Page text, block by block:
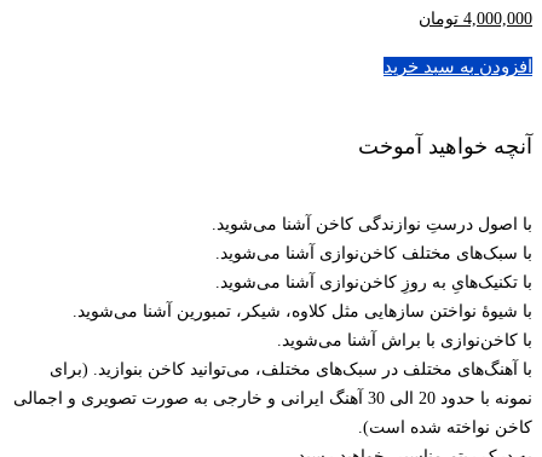
4,000,000 تومان
افزودن به سبد خرید
آنچه خواهید آموخت
با اصول درستِ نوازندگی کاخن آشنا می‌شوید.
با سبک‌های مختلف کاخن‌نوازی آشنا می‌شوید.
با تکنیک‌هایِ به روزِ کاخن‌نوازی آشنا می‌شوید.
با شیوۀ نواختن سازهایی مثل کلاوه، شیکر، تمبورین آشنا می‌شوید.
با کاخن‌نوازی با براش آشنا می‌شوید.
با آهنگ‌های مختلف در سبک‌های مختلف، می‌توانید کاخن بنوازید. (برای
نمونه با حدود 20 الی 30 آهنگ ایرانی و خارجی به صورت تصویری و اجمالی
کاخن نواخته شده است).